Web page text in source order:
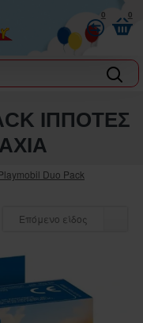
0 0
Duo Pack
ΙΠΠΟΤΕΣ
Επόμενο είδος